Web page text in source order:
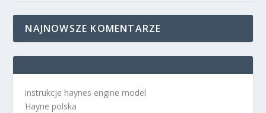
NAJNOWSZE KOMENTARZE
instrukcje haynes engine model
Hayne polska